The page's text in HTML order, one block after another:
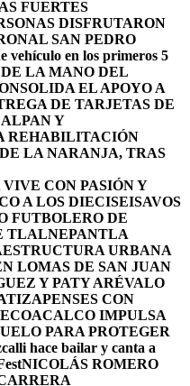
FUERTES
DISFRUTARON
SAN PEDRO
vehículo en los primeros 5
LA MANO DEL
EL APOYO A
DE TARJETAS DE
Y
REHABILITACIÓN
LA NARANJA, TRAS
CON PASIÓN Y
A LOS DIECISEISAVOS
FUTBOLERO DE
TLALNEPANTLA
URBANA
LOMAS DE SAN JUAN
Y PATY ARÉVALO
CON
COACALCO IMPULSA
PARA PROTEGER
hace bailar y canta a
NICOLÁS ROMERO